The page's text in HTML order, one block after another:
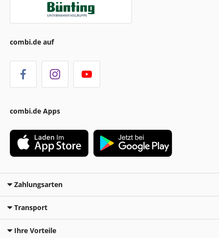
combi.de auf
combi.de Apps
Zahlungsarten
Transport
Ihre Vorteile